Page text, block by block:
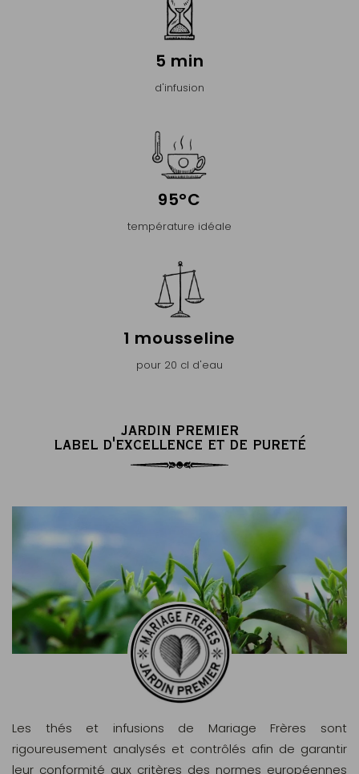
5 min
d'infusion
95°C
température idéale
1 mousseline
pour 20 cl d'eau
JARDIN PREMIER
LABEL D'EXCELLENCE ET DE PURETÉ
Les thés et infusions de Mariage Frères sont
rigoureusement analysés et contrôlés afin de garantir
leur conformité aux critères des normes européennes